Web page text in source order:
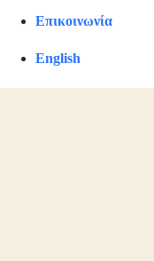
Επικοινωνία
English